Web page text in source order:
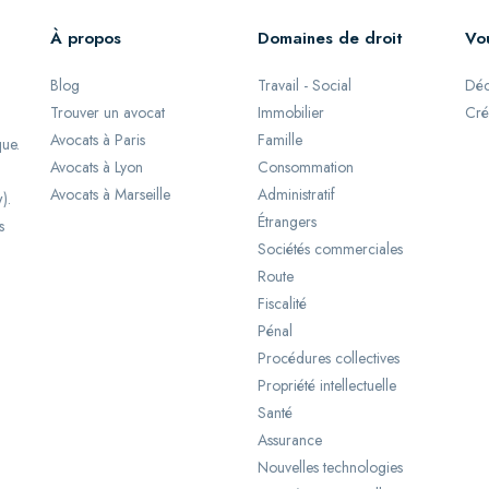
À propos
Blog
Trouver un avocat
Avocats à Paris
Avocats à Lyon
Avocats à Marseille
Domaines de droit
Travail - Social
Immobilier
Famille
Consommation
Administratif
Étrangers
Sociétés commerciales
Route
Fiscalité
Pénal
Procédures collectives
Propriété intellectuelle
Santé
Assurance
Nouvelles technologies